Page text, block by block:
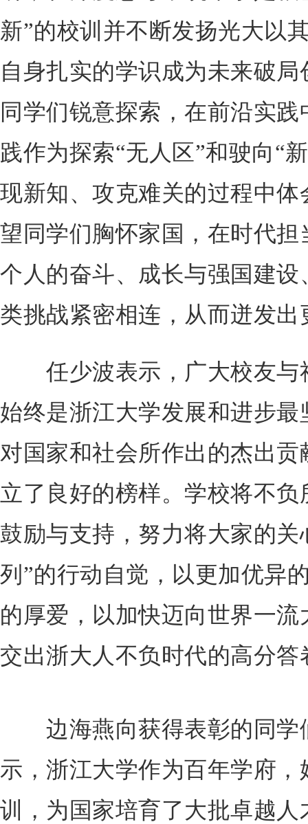
新”的校训并不断发扬光大以
自身扎实的学识成为未来破
同学们锐意探索，在前沿实
践作为探索“无人区”和驶向“
现新知、攻克难关的过程中
望同学们胸怀家国，在时代
个人的奋斗、成长与强国建
类挑战紧密相连，从而迸发
任少波表示，广大校友与
始终是浙江大学发展和进步
对国家和社会所作出的杰出
立了良好的榜样。学校将不
鼓励与支持，努力将大家的
列”的行动自觉，以更加优异
的厚爱，以加快迈向世界一
交出浙大人不负时代的高分答
边海燕向获得表彰的同学
示，浙江大学作为百年学府，
训，为国家培育了大批卓越人